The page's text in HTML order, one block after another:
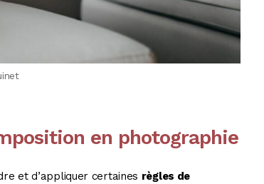
en photographie
et d’appliquer certaines règles de